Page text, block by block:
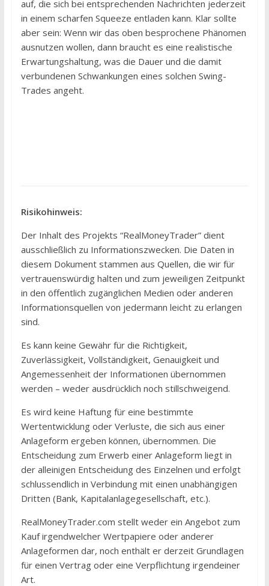
auf, die sich bei entsprechenden Nachrichten jederzeit
in einem scharfen Squeeze entladen kann. Klar sollte
aber sein: Wenn wir das oben besprochene Phänomen
ausnutzen wollen, dann braucht es eine realistische
Erwartungshaltung, was die Dauer und die damit
verbundenen Schwankungen eines solchen Swing-
Trades angeht.
Risikohinweis:
Der Inhalt des Projekts “RealMoneyTrader” dient
ausschließlich zu Informationszwecken. Die Daten in
diesem Dokument stammen aus Quellen, die wir für
vertrauenswürdig halten und zum jeweiligen Zeitpunkt
in den öffentlich zugänglichen Medien oder anderen
Informationsquellen von jedermann leicht zu erlangen
sind.
Es kann keine Gewähr für die Richtigkeit,
Zuverlässigkeit, Vollständigkeit, Genauigkeit und
Angemessenheit der Informationen übernommen
werden – weder ausdrücklich noch stillschweigend.
Es wird keine Haftung für eine bestimmte
Wertentwicklung oder Verluste, die sich aus einer
Anlageform ergeben können, übernommen. Die
Entscheidung zum Erwerb einer Anlageform liegt in
der alleinigen Entscheidung des Einzelnen und erfolgt
schlussendlich in Verbindung mit einen unabhängigen
Dritten (Bank, Kapitalanlagegesellschaft, etc.).
RealMoneyTrader.com stellt weder ein Angebot zum
Kauf irgendwelcher Wertpapiere oder anderer
Anlageformen dar, noch enthält er derzeit Grundlagen
für einen Vertrag oder eine Verpflichtung irgendeiner
Art.